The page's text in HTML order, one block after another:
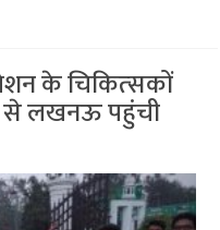
के चिकित्‍सकों
से लखनऊ पहुंची